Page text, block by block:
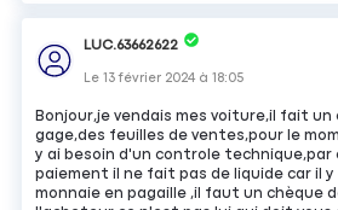
LUC.63662622
Le13 février 2024 à18:05
Bonjour,je vendais mes voiture,il fait
gage,des feuilles de ventes,pour le
y ai besoin d'un controle technique,par
paiement il ne fait pas de liquide car il
monnaie en pagaille ,il faut un chèque